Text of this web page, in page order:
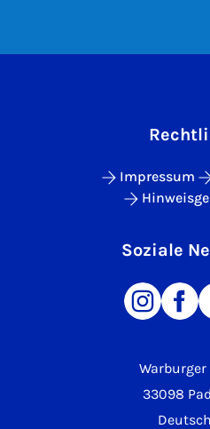
Warburger
33098
Impressum
Soziale